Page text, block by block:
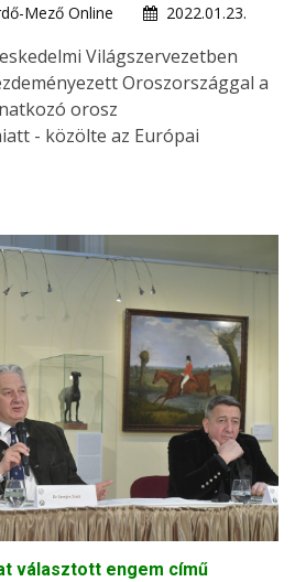
Mező Online
2022.01.23.
Világszervezetben
Oroszországgal a
orosz
- közölte az Európai
választott engem című